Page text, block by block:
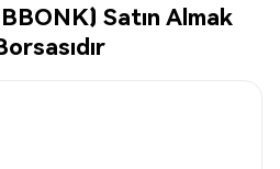
Satın Almak